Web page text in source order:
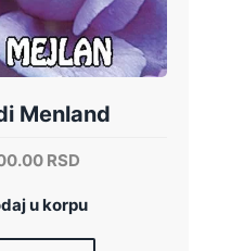
Menland
RSD
u korpu